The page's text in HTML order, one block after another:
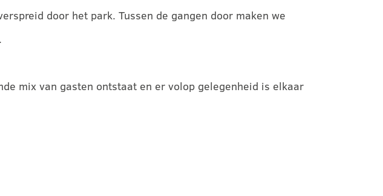
door het park. Tussen de gangen door maken we
mix van gasten ontstaat en er volop gelegenheid is elkaar